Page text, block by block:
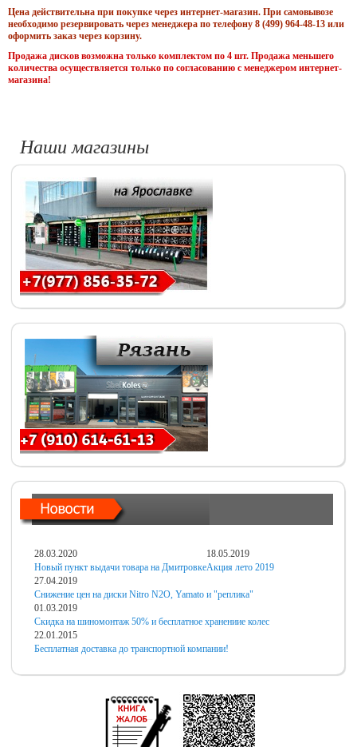
Цена действительна при покупке через интернет-магазин. При самовывозе
необходимо резервировать через менеджера по телефону 8 (499) 964-48-13 или
оформить заказ через корзину.
Продажа дисков возможна только комплектом по 4 шт. Продажа меньшего
количества осуществляется только по согласованию с менеджером интернет-
магазина!
Наши магазины
28.03.2020
Новый пункт выдачи товара на Дмитровке
18.05.2019
Акция лето 2019
27.04.2019
Снижение цен на диски Nitro N2O, Yamato и "реплика"
01.03.2019
Скидка на шиномонтаж 50% и бесплатное хранениие колес
22.01.2015
Бесплатная доставка до транспортной компании!